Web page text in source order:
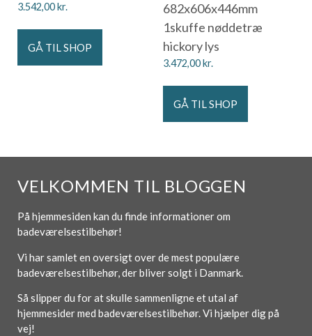
3.542,00kr.
GÅ TIL SHOP
682x606x446mm
1skuffe nøddetræ
hickory lys
3.472,00kr.
GÅ TIL SHOP
VELKOMMEN TIL BLOGGEN
På hjemmesiden kan du finde informationer om
badeværelsestilbehør!
Vi har samlet en oversigt over de mest populære
badeværelsestilbehør, der bliver solgt i Danmark.
Så slipper du for at skulle sammenligne et utal af
hjemmesider med badeværelsestilbehør. Vi hjælper dig på
vej!